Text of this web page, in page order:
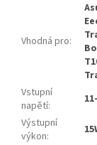
Vhodná pro:
Vstupní
napětí:
Výstupní
výkon: